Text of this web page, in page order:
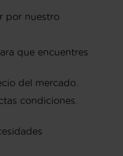
por nuestro
que encuentres
del mercado.
condiciones.